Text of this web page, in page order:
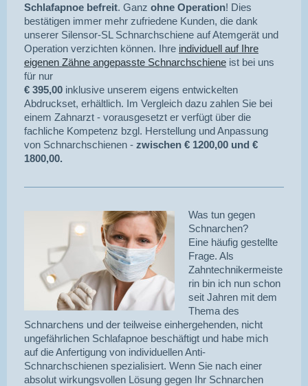
Schlafapnoe befreit. Ganz ohne Operation! Dies
bestätigen immer mehr zufriedene Kunden, die dank
unserer Silensor-SL Schnarchschiene auf Atemgerät und
Operation verzichten können. Ihre individuell auf Ihre
eigenen Zähne angepasste Schnarchschiene ist bei uns
für nur
€ 395,00 inklusive unserem eigens entwickelten
Abdruckset, erhältlich. Im Vergleich dazu zahlen Sie bei
einem Zahnarzt - vorausgesetzt er verfügt über die
fachliche Kompetenz bzgl. Herstellung und Anpassung
von Schnarchschienen - zwischen € 1200,00 und €
1800,00.
Was tun gegen
Schnarchen?
Eine häufig gestellte
Frage. Als
Zahntechnikermeiste
rin bin ich nun schon
seit Jahren mit dem
Thema des
Schnarchens und der teilweise einhergehenden, nicht
ungefährlichen Schlafapnoe beschäftigt und habe mich
auf die Anfertigung von individuellen Anti-
Schnarchschienen spezialisiert. Wenn Sie nach einer
absolut wirkungsvollen Lösung gegen Ihr Schnarchen